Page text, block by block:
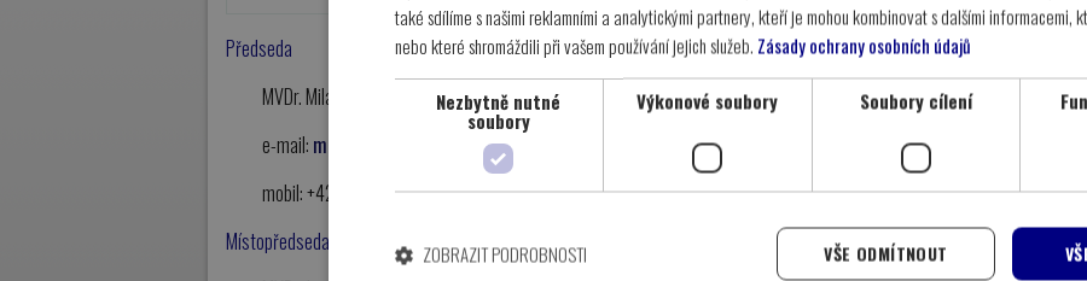
Předseda
MVDr. Milan Malena
e-mail: milan.malena@bayer.com
mobil: +420 736 750 053
Místopředseda
také sdílíme s našimi reklamními a analytickými partnery, kteří je mohou kombinovat s dalšími informacemi,
nebo které shromáždili při vašem používání jejich služeb. Zásady ochrany osobních údajů
Nezbytně nutné
soubory
Výkonové soubory Soubory cílení
VŠE ODMÍTNOUT
ZOBRAZIT PODROBNOSTI